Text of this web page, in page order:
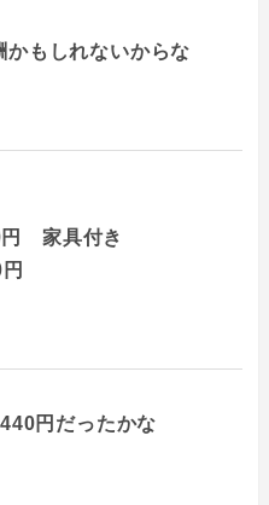
かもしれないからな
家具付き
円だったかな